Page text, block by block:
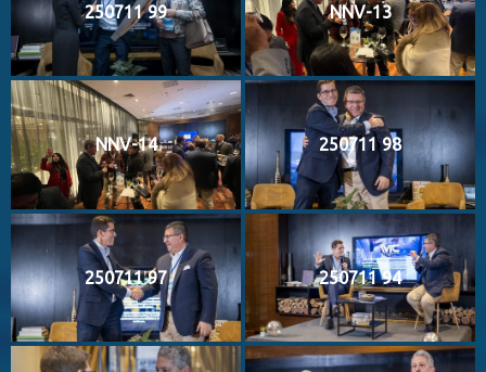
250711 99 NNV-13
NNV-14 250711 98
250711 97 250711 94